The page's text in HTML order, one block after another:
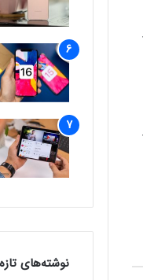
نوشته‌های تازه